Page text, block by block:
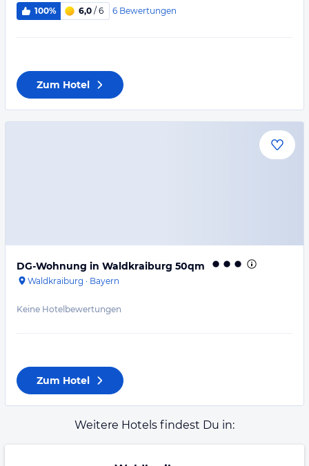
100% 6,0 / 6 6 Bewertungen
Zum Hotel
DG-Wohnung in Waldkraiburg 50qm
Waldkraiburg · Bayern
Keine Hotelbewertungen
Zum Hotel
Weitere Hotels findest Du in: